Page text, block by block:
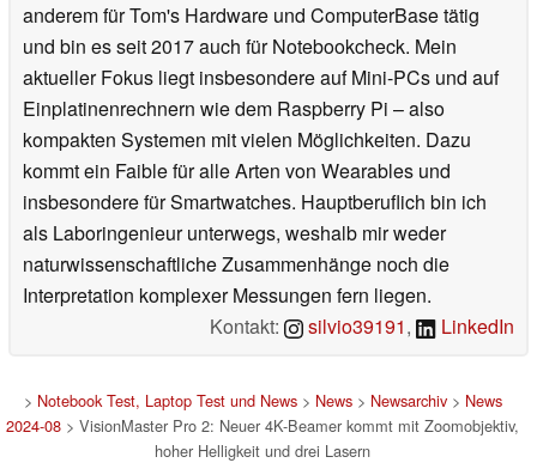
anderem für Tom's Hardware und ComputerBase tätig
und bin es seit 2017 auch für Notebookcheck. Mein
aktueller Fokus liegt insbesondere auf Mini-PCs und auf
Einplatinenrechnern wie dem Raspberry Pi – also
kompakten Systemen mit vielen Möglichkeiten. Dazu
kommt ein Faible für alle Arten von Wearables und
insbesondere für Smartwatches. Hauptberuflich bin ich
als Laboringenieur unterwegs, weshalb mir weder
naturwissenschaftliche Zusammenhänge noch die
Interpretation komplexer Messungen fern liegen.
Kontakt:
silvio39191, LinkedIn
> Notebook Test, Laptop Test und News> News> Newsarchiv> News
2024-08 > VisionMaster Pro 2: Neuer 4K-Beamer kommt mit Zoomobjektiv,
hoher Helligkeit und drei Lasern